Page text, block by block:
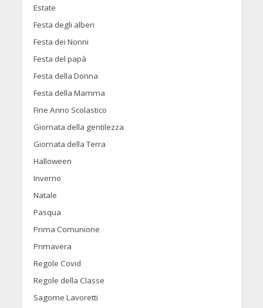
Estate
Festa degli alberi
Festa dei Nonni
Festa del papà
Festa della Donna
Festa della Mamma
Fine Anno Scolastico
Giornata della gentilezza
Giornata della Terra
Halloween
Inverno
Natale
Pasqua
Prima Comunione
Primavera
Regole Covid
Regole della Classe
Sagome Lavoretti